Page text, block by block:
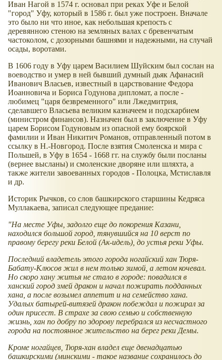
Иван Нагой в 1574 г. основал при реках Уфе и Белой
"город" Уфу, который в 1586 г. был уже построен. Вначале
это было ни что иное, как небольшая крепость с
деревянною стеною на земляных валах с бревенчатым
частоколом, с дозорными башнями и надежными, на случай
осады, воротами.
В 1606 году в Уфу царем Василием Шуйским был сослан на
воеводство и умер в ней бывший думный дьяк Афанасий
Иванович Власьев, известный в царствование Федора
Иоанновича и Бориса Годунова дипломат, а после -
любимец "царя безвременного" или Лжедмитрия,
сделавшего Власьева великим казначеем и подскарбием
(министром финансов). Назначен был в заключение в Уфу
царем Борисом Годуновым из опасной ему боярской
фамилии и Иван Никитич Романов, отправленный потом в
ссылку в Н.-Новгород. После взятия Смоленска и мира с
Польшей, в Уфу в 1654 - 1668 гг. на службу были посланы
(вернее высланы) и смоленские дворяне или шляхта, а
также жители завоеванных городов - Полоцка, Мстиславля
и др.
Историк Рычков, со слов башкирского старшины Кедряса
Муллакаева, записал следующее предание:
"На месте Уфы, задолго еще до покорения Казани,
находился большой город, тянувшийся на 10 верст по
правому берегу реки Белой (Ак-идель), до устья реки Уфы.
Последний владетель этого города ногайский хан Тюря-
Бабату-Клюсов жил в нем только зимой, а летом кочевал.
Но скоро хану житья не стало в городе: повадился в
ханский город змей дракон и начал пожирать подданных
хана, а после возымел аппетит и на семейство хана.
Удалых батырей-витязей дракон побеждал и пожирал за
один присест. В страхе за свою семью и собственную
жизнь, хан по добру по здорову перебрался из несчастного
города на постоянное жительство на берег реки Демы.
Кроме ногайцев, Тюря-хан владел еще двенадцатью
башкирскими (минскими - такое название сохранилось до